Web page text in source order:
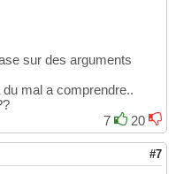
sur des arguments
mal a comprendre..
7
20
#7